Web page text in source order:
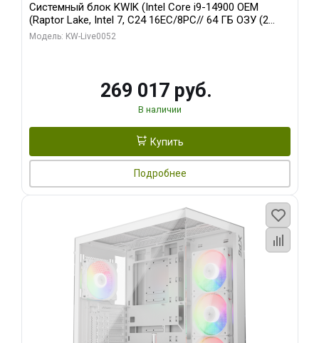
Системный блок KWIK (Intel Core i9-14900 OEM
(Raptor Lake, Intel 7, C24 16EC/8PC// 64 ГБ ОЗУ (2
модуля)/ Palit RTX5080 GAMINGPRO OC 16GB GDDR7
Модель: KW-Live0052
269 017 руб.
В наличии
Купить
Подробнее